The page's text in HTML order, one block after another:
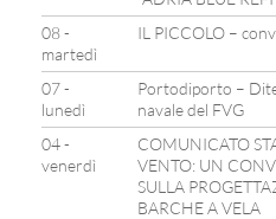
08 -
martedì
IL PICCOLO –
07 -
lunedì
Portodiporto –
navale del FVG
04 -
venerdì
COMUNICATO
VENTO: UN
SULLA
BARCHE A VELA